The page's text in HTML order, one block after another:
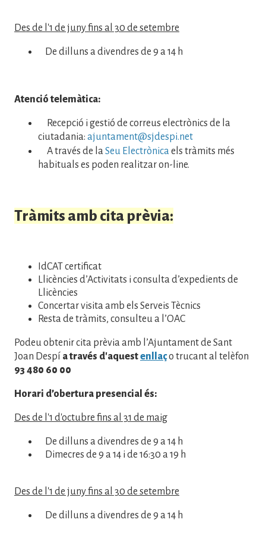
Des de l'1 de juny fins al 30 de setembre
De dilluns a divendres de 9 a 14 h
Atenció telemàtica:
Recepció i gestió de correus electrònics de la
ciutadania: ajuntament@sjdespi.net
A través de laSeu Electrònicaels tràmits més
habituals es poden realitzar on-line.
Tràmits amb cita prèvia:
IdCAT certificat
Llicències d’Activitats i consulta d’expedients de
Llicències
Concertar visita amb els Serveis Tècnics
Resta de tràmits, consulteu a l’OAC
Podeu obtenir cita prèvia amb l’Ajuntament de Sant
Joan Despí a través d'aquestenllaço trucant al telèfon
93 480 60 00
Horari d’obertura presencial és:
Des de l'1 d'octubre fins al 31 de maig
De dilluns a divendres de 9 a 14 h
Dimecres de 9 a 14 i de 16:30 a 19 h
Des de l'1 de juny fins al 30 de setembre
De dilluns a divendres de 9 a 14 h